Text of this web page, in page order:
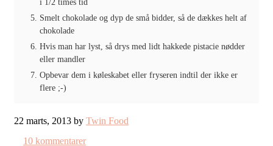
Smelt chokolade og dyp de små bidder, så de dækkes helt af
chokolade
Hvis man har lyst, så drys med lidt hakkede pistacie nødder
eller mandler
Opbevar dem i køleskabet eller fryseren indtil der ikke er
flere ;-)
22 marts, 2013 by Twin Food
10 kommentarer